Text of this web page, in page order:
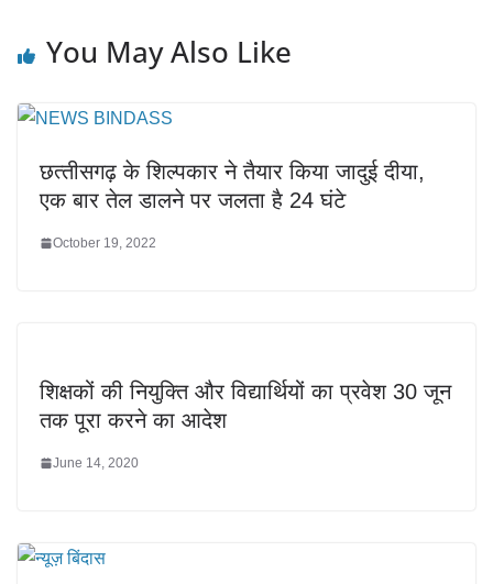
You May Also Like
छत्‍तीसगढ़ के शिल्पकार ने तैयार किया जादुई दीया,
एक बार तेल डालने पर जलता है 24 घंटे
October 19, 2022
शिक्षकों की नियुक्ति और विद्यार्थियों का प्रवेश 30 जून
तक पूरा करने का आदेश
June 14, 2020